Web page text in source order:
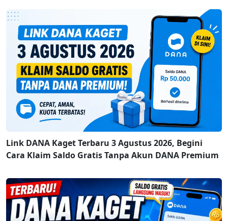
Link DANA Kaget Terbaru 3 Agustus 2026, Begini
Cara Klaim Saldo Gratis Tanpa Akun DANA Premium